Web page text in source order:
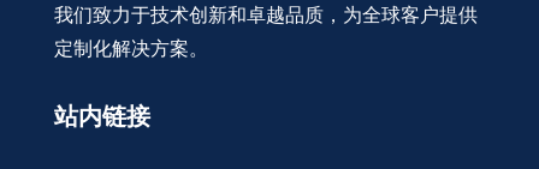
我们致力于技术创新和卓越品质，为全球客户提供
定制化解决方案。
站内链接